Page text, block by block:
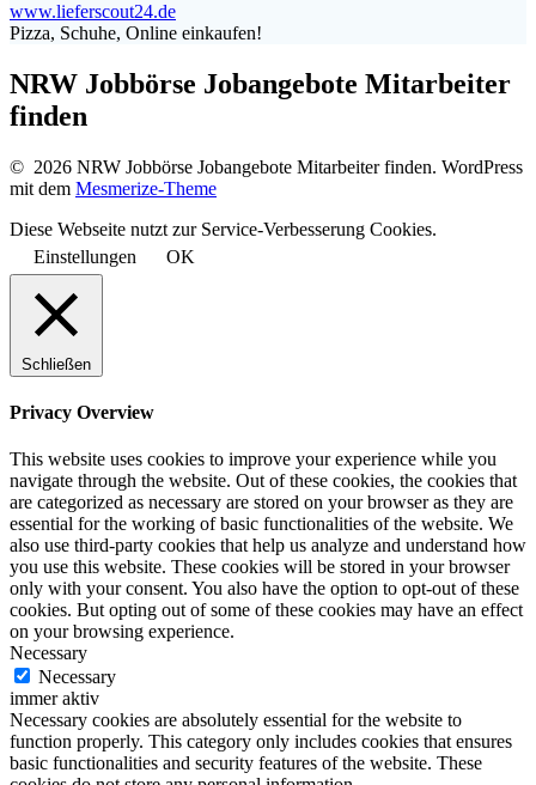
www.lieferscout24.de
Pizza, Schuhe, Online einkaufen!
NRW Jobbörse Jobangebote Mitarbeiter
finden
© 2026 NRW Jobbörse Jobangebote Mitarbeiter finden. WordPress
mit dem Mesmerize-Theme
Diese Webseite nutzt zur Service-Verbesserung Cookies.
Einstellungen
OK
Schließen
Privacy Overview
This website uses cookies to improve your experience while you
navigate through the website. Out of these cookies, the cookies that
are categorized as necessary are stored on your browser as they are
essential for the working of basic functionalities of the website. We
also use third-party cookies that help us analyze and understand how
you use this website. These cookies will be stored in your browser
only with your consent. You also have the option to opt-out of these
cookies. But opting out of some of these cookies may have an effect
on your browsing experience.
Necessary
Necessary
immer aktiv
Necessary cookies are absolutely essential for the website to
function properly. This category only includes cookies that ensures
basic functionalities and security features of the website. These